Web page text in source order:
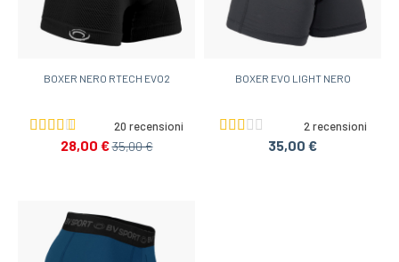
BOXER NERO RTECH EVO2
20 recensioni
28,00 €35,00 €
BOXER EVO LIGHT NERO
2 recensioni
35,00 €